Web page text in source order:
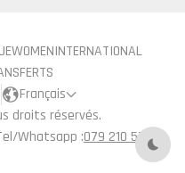
WOMENINTERNATIONAL
Français
droits réservés.
Whatsapp :079 210 57 71